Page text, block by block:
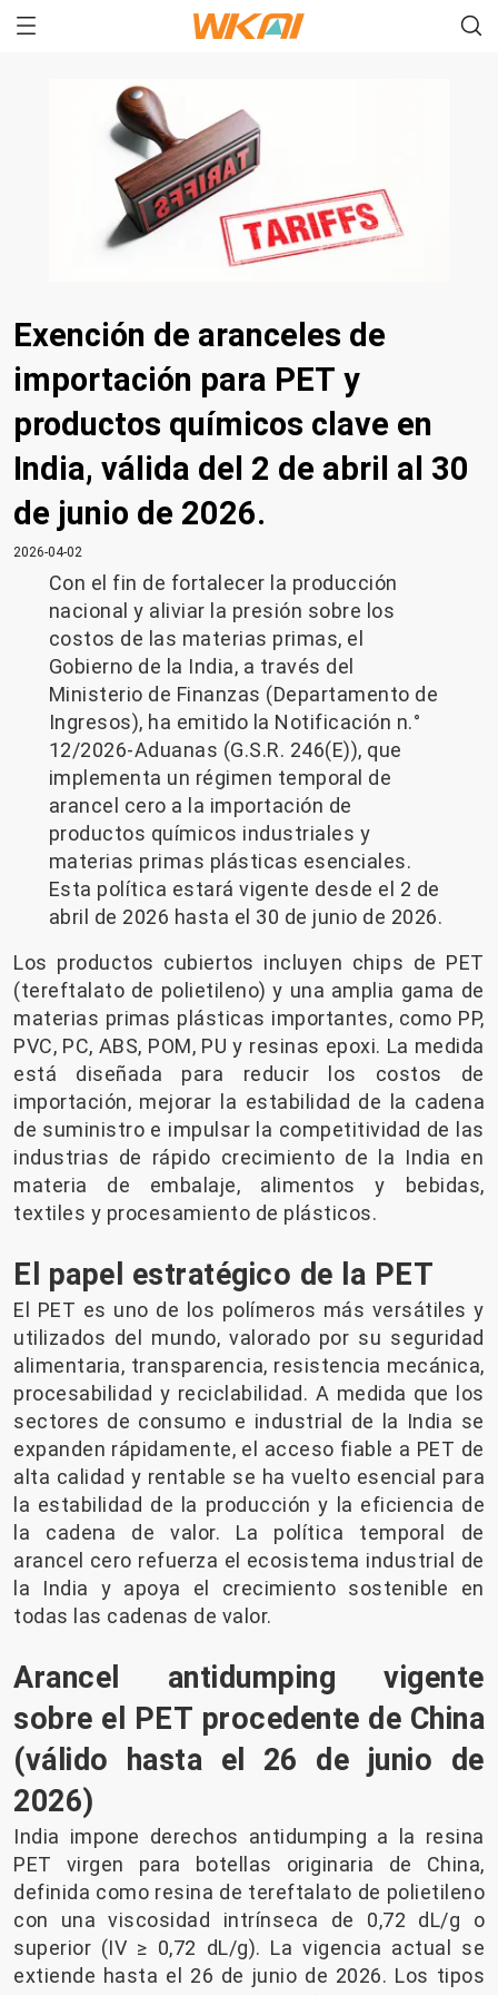
Exención de aranceles de
importación para PET y
productos químicos clave en
India, válida del 2 de abril al 30
de junio de 2026.
2026-04-02
Con el fin de fortalecer la producción
nacional y aliviar la presión sobre los
costos de las materias primas, el
Gobierno de la India, a través del
Ministerio de Finanzas (Departamento de
Ingresos), ha emitido la Notificación n.°
12/2026-Aduanas (G.S.R. 246(E)), que
implementa un régimen temporal de
arancel cero a la importación de
productos químicos industriales y
materias primas plásticas esenciales.
Esta política estará vigente desde el 2 de
abril de 2026 hasta el 30 de junio de 2026.
Los productos cubiertos incluyen chips de PET
(tereftalato de polietileno) y una amplia gama de
materias primas plásticas importantes, como PP,
PVC, PC, ABS, POM, PU y resinas epoxi. La medida
está diseñada para reducir los costos de
importación, mejorar la estabilidad de la cadena
de suministro e impulsar la competitividad de las
industrias de rápido crecimiento de la India en
materia de embalaje, alimentos y bebidas,
textiles y procesamiento de plásticos.
El papel estratégico de la PET
El PET es uno de los polímeros más versátiles y
utilizados del mundo, valorado por su seguridad
alimentaria, transparencia, resistencia mecánica,
procesabilidad y reciclabilidad. A medida que los
sectores de consumo e industrial de la India se
expanden rápidamente, el acceso fiable a PET de
alta calidad y rentable se ha vuelto esencial para
la estabilidad de la producción y la eficiencia de
la cadena de valor. La política temporal de
arancel cero refuerza el ecosistema industrial de
la India y apoya el crecimiento sostenible en
todas las cadenas de valor.
Arancel antidumping vigente
sobre el PET procedente de China
(válido hasta el 26 de junio de
2026)
India impone derechos antidumping a la resina
PET virgen para botellas originaria de China,
definida como resina de tereftalato de polietileno
con una viscosidad intrínseca de 0,72 dL/g o
superior (IV ≥ 0,72 dL/g). La vigencia actual se
extiende hasta el 26 de junio de 2026. Los tipos